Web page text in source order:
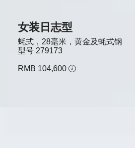
女装日志型
蚝式，28毫米，黄金及蚝式钢
型号 279173
RMB 104,600